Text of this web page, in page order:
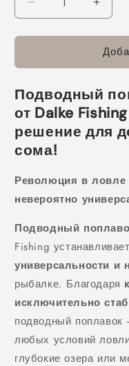
Уменьшить
количество
Подводный
Mastodont
18
Gr
18
Gr
Подводный
от Dalke
решение для
сома!
Революция в
невероятно
Подводный
Fishing
универсальности и
рыбалке. Благодаря
исключительно
подводный
любых условий
глубокие озера или